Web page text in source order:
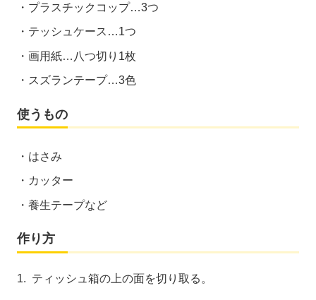
プラスチックコップ…3つ
テッシュケース…1つ
画用紙…八つ切り1枚
スズランテープ…3色
使うもの
はさみ
カッター
養生テープなど
作り方
1. ティッシュ箱の上の面を切り取る。